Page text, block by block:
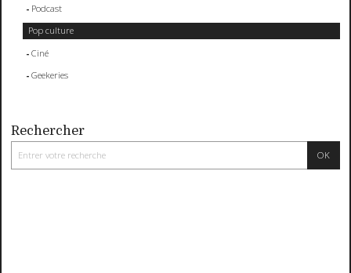
Podcast
Pop culture
Ciné
Geekeries
Rechercher